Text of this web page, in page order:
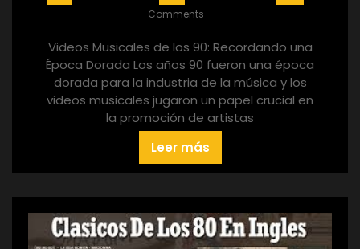
Comments
Videos Musicales de los 90: Recordando una
Época Dorada Los años 90 fueron una época
dorada para la industria de la música y los
videos musicales jugaron un papel crucial en
la promoción de artistas
Leer más